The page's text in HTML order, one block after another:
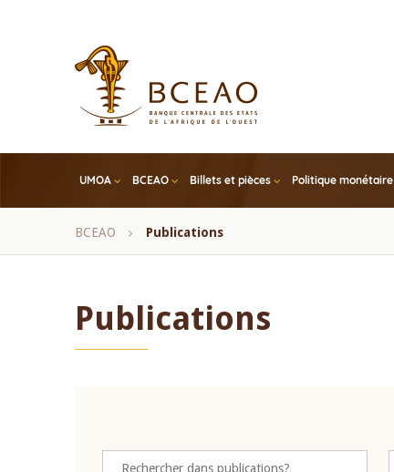
UMOA BCEAO Billets et pièces Politique monétaire
Fil
BCEAO Publications
Publications